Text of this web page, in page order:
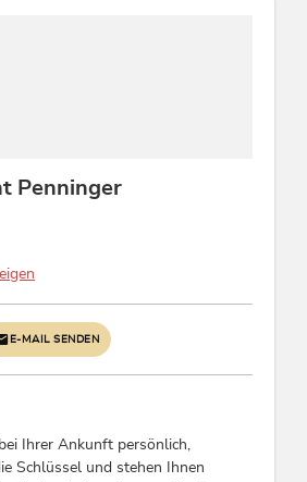
Penninger
E-MAIL SENDEN
Ihrer Ankunft persönlich,
Schlüssel und stehen Ihnen